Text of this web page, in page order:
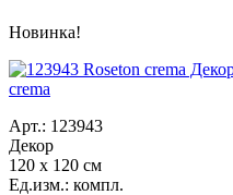
Новинка!
crema
Арт.: 123943
Декор
120 x 120 см
Ед.изм.: компл.